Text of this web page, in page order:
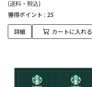
(送料・税込)
獲得ポイント : 25
詳細 カートに入れる